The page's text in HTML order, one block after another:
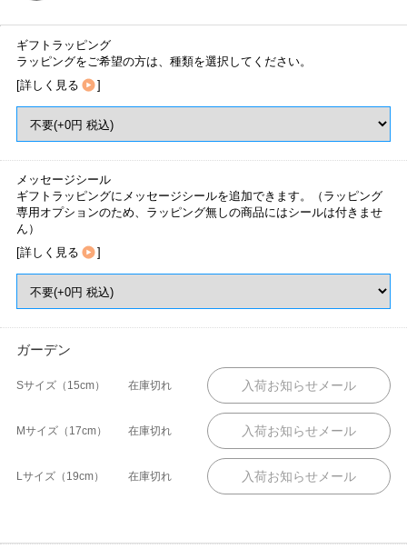
ギフトラッピング
ラッピングをご希望の方は、種類を選択してください。
[詳しく見る ]
メッセージシール
ギフトラッピングにメッセージシールを追加できます。（ラッピング
専用オプションのため、ラッピング無しの商品にはシールは付きませ
ん）
[詳しく見る ]
ガーデン
Sサイズ（15cm） 在庫切れ
Mサイズ（17cm） 在庫切れ
Lサイズ（19cm） 在庫切れ